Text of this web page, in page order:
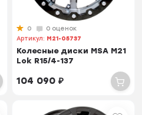
0
0 оценок
Артикул: M21-05737
Колесные диски MSA M21
Lok R15/4-137
104 090₽